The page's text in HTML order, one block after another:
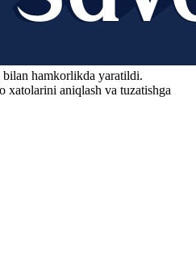
bilan hamkorlikda yaratildi.
xatolarini aniqlash va tuzatishga